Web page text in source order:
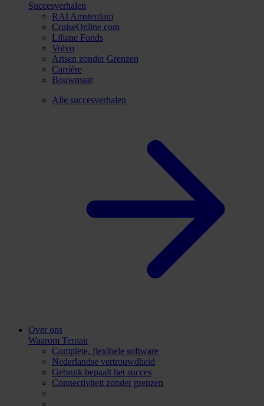
Succesverhalen
RAI Amsterdam
CruiseOnline.com
Liliane Fonds
Volvo
Artsen zonder Grenzen
Carrière
Bouwmaat
Alle succesverhalen
Over ons
Waarom Ternair
Complete, flexibele software
Nederlandse vertrouwdheid
Gebruik bepaalt het succes
Connectiviteit zonder grenzen